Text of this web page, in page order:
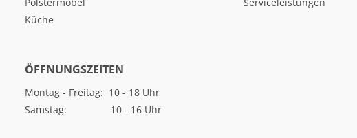
Polstermöbel
Küche
Serviceleistungen
ÖFFNUNGSZEITEN
Montag - Freitag: 10 - 18 Uhr
Samstag: 10 - 16 Uhr